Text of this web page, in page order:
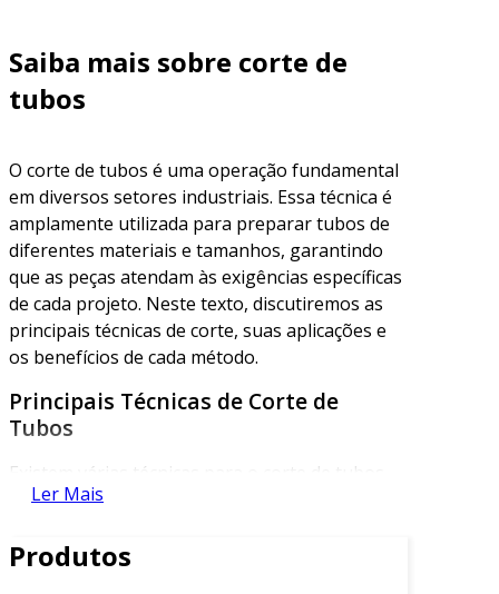
Saiba mais sobre corte de
tubos
O corte de tubos é uma operação fundamental
em diversos setores industriais. Essa técnica é
amplamente utilizada para preparar tubos de
diferentes materiais e tamanhos, garantindo
que as peças atendam às exigências específicas
de cada projeto. Neste texto, discutiremos as
principais técnicas de corte, suas aplicações e
os benefícios de cada método.
Principais Técnicas de Corte de
Tubos
Existem várias técnicas para o corte de tubos,
cada uma com suas características e vantagens.
Corte Manual
Ler Mais
Produtos